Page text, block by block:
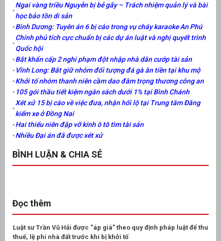
Ngai vàng triều Nguyễn bị bẻ gãy – Trách nhiệm quản lý và bài
học bảo tồn di sản
Bình Dương: Tuyên án 6 bị cáo trong vụ cháy karaoke An Phú
Chính phủ tích cực chuẩn bị các dự án luật và nghị quyết trình
Quốc hội
Bắt khẩn cấp 2 nghi phạm đột nhập nhà dân cướp tài sản
Vĩnh Long: Bắt giữ nhóm đối tượng đá gà ăn tiền tại khu mộ
Khởi tố nhóm thanh niên cầm dao đâm trọng thương công an
105 gói thầu tiết kiệm ngân sách dưới 1% tại Bình Chánh
Xét xử 15 bị cáo về việc đưa, nhận hối lộ tại Trung tâm Đăng
kiểm xe ở Đồng Nai
Hai thiếu niên đập vỡ kính ô tô tìm tài sản
Nhiều Đại án đã được xét xử
BÌNH LUẬN & CHIA SẺ
Đọc thêm
Luật sư Trần Vũ Hải được “áp giá” theo quy định pháp luật để thu
thuế, lệ phí nhà đất trước khi bị khởi tố